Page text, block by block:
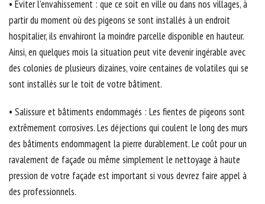
• Eviter l’envahissement : que ce soit en ville ou dans nos villages, à
partir du moment où des pigeons se sont installés à un endroit
hospitalier, ils envahiront la moindre parcelle disponible en hauteur.
Ainsi, en quelques mois la situation peut vite devenir ingérable avec
des colonies de plusieurs dizaines, voire centaines de volatiles qui se
sont installés sur le toit de votre bâtiment.
• Salissure et bâtiments endommagés : Les fientes de pigeons sont
extrêmement corrosives. Les déjections qui coulent le long des murs
des bâtiments endommagent la pierre durablement. Le coût pour un
ravalement de façade ou même simplement le nettoyage à haute
pression de votre façade est important si vous devrez faire appel à
des professionnels.